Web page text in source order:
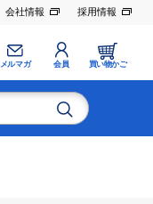
会社情報 採用情報
メルマガ 会員 買い物かご